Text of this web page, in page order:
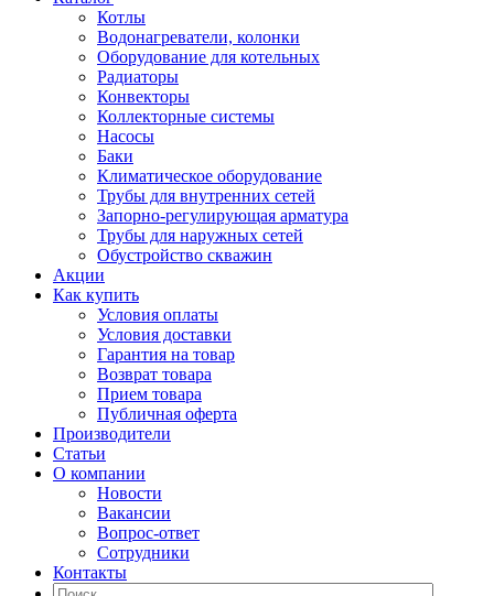
Котлы
Водонагреватели, колонки
Оборудование для котельных
Радиаторы
Конвекторы
Коллекторные системы
Насосы
Баки
Климатическое оборудование
Трубы для внутренних сетей
Запорно-регулирующая арматура
Трубы для наружных сетей
Обустройство скважин
Акции
Как купить
Условия оплаты
Условия доставки
Гарантия на товар
Возврат товара
Прием товара
Публичная оферта
Производители
Статьи
О компании
Новости
Вакансии
Вопрос-ответ
Сотрудники
Контакты